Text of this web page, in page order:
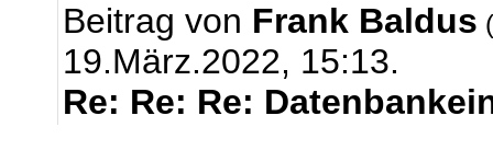
Beitrag von Frank Baldus
19.März.2022, 15:13.
Re: Re: Re: